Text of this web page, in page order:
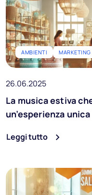
AMBIENTI
26.06.2025
La musica estiva
un’esperienza
Leggi tutto